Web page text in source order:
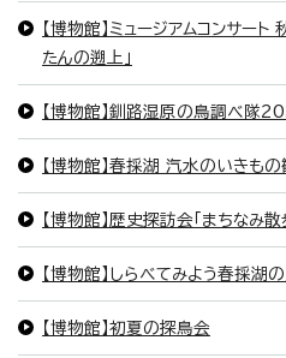
【博物館】ミュージアムコンサー
たんの遡上」
【博物館】釧路湿原の鳥調べ隊
【博物館】春採湖 汽水のいきもの
【博物館】歴史探訪会「まちなみ散
【博物館】しらべてみよう春採湖
【博物館】初夏の探鳥会